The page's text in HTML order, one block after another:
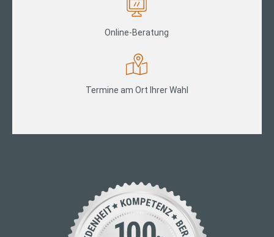
Online-Beratung
Termine am Ort Ihrer Wahl